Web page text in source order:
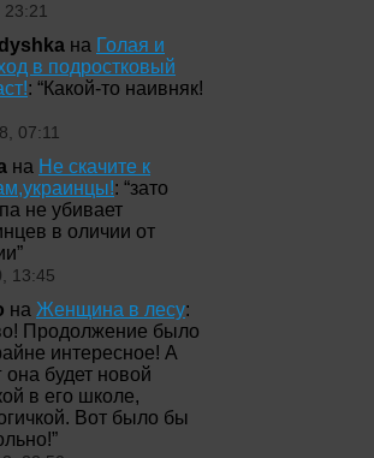
23:21
на Голая и
в подростковый
: “Какой-то наивняк!
07:11
на Не скачите к
: “зато
не убивает
в оличии от
”
13:45
на Женщина в лесу:
Продолжение было
интересное! А
она будет новой
в его школе,
Вот было бы
”